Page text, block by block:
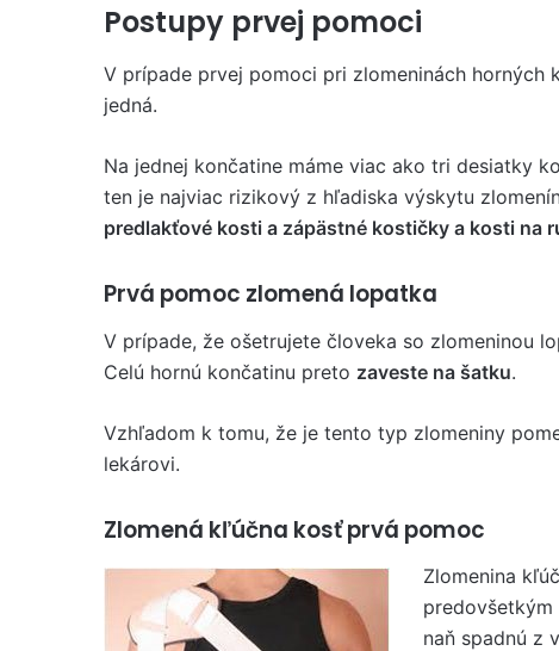
Postupy prvej pomoci
V prípade prvej pomoci pri zlomeninách
jedná.
Na jednej končatine máme viac ako tri desiatky
ten je najviac rizikový z hľadiska výskytu
predlakťové kosti a zápästné kostičky a kosti na
Prvá pomoc zlomená lopatka
V prípade, že ošetrujete človeka so zlomeninou
Celú hornú končatinu preto zaveste na šatku.
Vzhľadom k tomu, že je tento typ zlomeniny
lekárovi.
Zlomená kľúčna kosť prvá pomoc
Zlomenina
naň spadnú z